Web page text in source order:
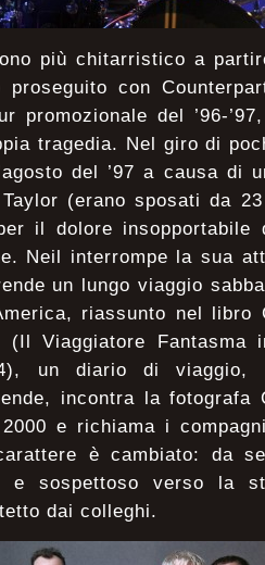
più chitarristico a
proseguito con
promozionale del ’96-
tragedia. Nel giro di
del ’97 a causa di
(erano sposati da
il dolore insopportabile
Neil interrompe la sua
un lungo viaggio
riassunto nel libro
(Il Viaggiatore
un diario di viaggio,
incontra la fotografa
e richiama i
è cambiato: da
e sospettoso verso la
dai colleghi.